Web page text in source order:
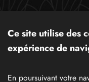
nous
Ce site utilise des
expérience de
En poursuivant votre